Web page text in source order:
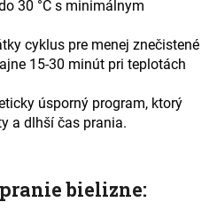
30 °C s minimálnym
cyklus pre menej znečistené
15-30 minút pri teplotách
úsporný program, ktorý
a dlhší čas prania.
bielizne: